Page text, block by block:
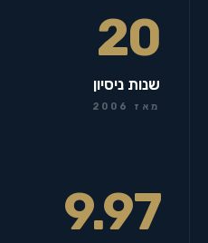
20
שנות ניסיון
מאז 2006
9.97